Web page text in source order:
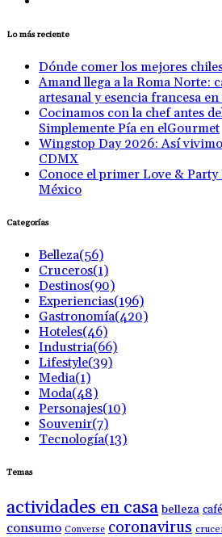
Lo más reciente
Dónde comer los mejores
Amand llega a la Roma Norte:
artesanal y esencia francesa
Cocinamos con la chef antes
Simplemente Pía en elGourmet
Wingstop Day 2026: Así
CDMX
Conoce el primer Love & Party
México
Categorías
Belleza(56)
Cruceros(1)
Destinos(90)
Experiencias(196)
Gastronomía(420)
Hoteles(46)
Industria(66)
Lifestyle(39)
Media(1)
Moda(48)
Personajes(10)
Souvenir(7)
Tecnología(13)
Temas
actividades en casa belleza café
consumo Converse coronavirus